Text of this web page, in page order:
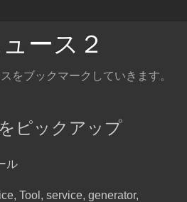
ース２
をブックマークしていきます。
ピックアップ
ル
Tool, service, generator,